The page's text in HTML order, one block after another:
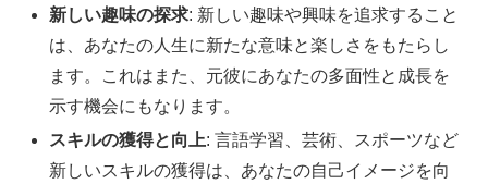
新しい趣味の探求: 新しい趣味や興味を追求すること
は、あなたの人生に新たな意味と楽しさをもたらし
ます。これはまた、元彼にあなたの多面性と成長を
示す機会にもなります。
スキルの獲得と向上: 言語学習、芸術、スポーツなど
新しいスキルの獲得は、あなたの自己イメージを向